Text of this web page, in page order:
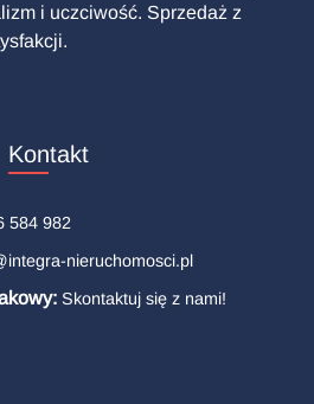
i uczciwość. Sprzedaż z
Kontakt
584 982
nieruchomosci.pl
Skontaktuj się z nami!